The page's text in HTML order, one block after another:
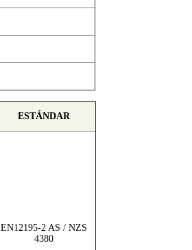
ESTÁNDAR
EN12195-2 AS / NZS
4380